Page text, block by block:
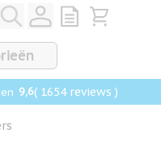
View quote,
Bekijk
9,6( 1654 reviews )